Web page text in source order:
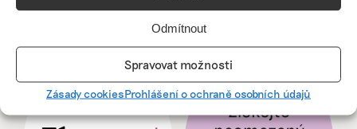
Odmítnout
Spravovat možnosti
Zásady cookiesProhlášení o ochraně osobních údajů
ZJEDNODUŠTE SI ŽIVOT S ESG